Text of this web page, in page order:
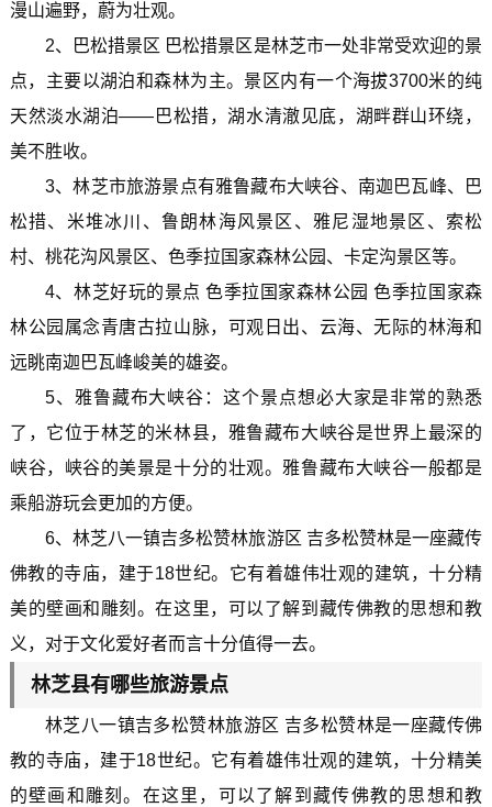
漫山遍野，蔚为壮观。
2、巴松措景区 巴松措景区是林芝市一处非常受欢迎的景
点，主要以湖泊和森林为主。景区内有一个海拔3700米的纯
天然淡水湖泊——巴松措，湖水清澈见底，湖畔群山环绕，
美不胜收。
3、林芝市旅游景点有雅鲁藏布大峡谷、南迦巴瓦峰、巴
松措、米堆冰川、鲁朗林海风景区、雅尼湿地景区、索松
村、桃花沟风景区、色季拉国家森林公园、卡定沟景区等。
4、林芝好玩的景点 色季拉国家森林公园 色季拉国家森
林公园属念青唐古拉山脉，可观日出、云海、无际的林海和
远眺南迦巴瓦峰峻美的雄姿。
5、雅鲁藏布大峡谷：这个景点想必大家是非常的熟悉
了，它位于林芝的米林县，雅鲁藏布大峡谷是世界上最深的
峡谷，峡谷的美景是十分的壮观。雅鲁藏布大峡谷一般都是
乘船游玩会更加的方便。
6、林芝八一镇吉多松赞林旅游区 吉多松赞林是一座藏传
佛教的寺庙，建于18世纪。它有着雄伟壮观的建筑，十分精
美的壁画和雕刻。在这里，可以了解到藏传佛教的思想和教
义，对于文化爱好者而言十分值得一去。
林芝县有哪些旅游景点
林芝八一镇吉多松赞林旅游区 吉多松赞林是一座藏传佛
教的寺庙，建于18世纪。它有着雄伟壮观的建筑，十分精美
的壁画和雕刻。在这里，可以了解到藏传佛教的思想和教